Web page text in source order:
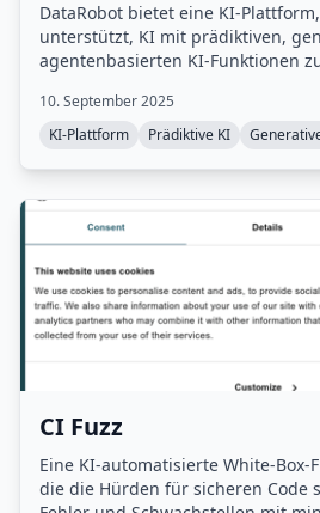
DataRobot bietet eine KI-
unterstützt, KI mit prädiktiven,
agentenbasierten KI-Funktionen
10. September 2025
KI-Plattform
Prädiktive KI
CI Fuzz
Eine KI-automatisierte White-Box-
die die Hürden für sicheren Code